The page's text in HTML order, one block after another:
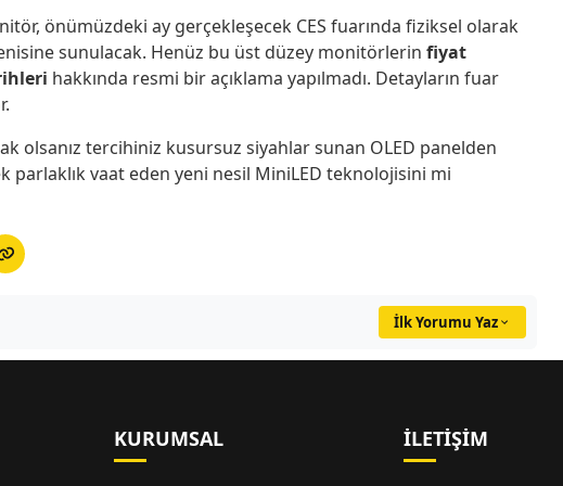
önümüzdeki ay gerçekleşecek CES fuarında fiziksel olarak
sunulacak. Henüz bu üst düzey monitörlerin fiyat
hakkında resmi bir açıklama yapılmadı. Detayların fuar
olsanız tercihiniz kusursuz siyahlar sunan OLED panelden
parlaklık vaat eden yeni nesil MiniLED teknolojisini mi
İlk Yorumu Yaz
KURUMSAL İLETIŞIM